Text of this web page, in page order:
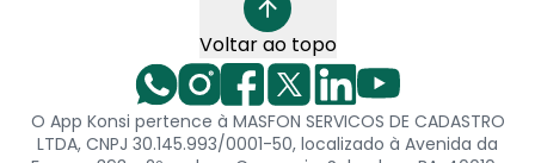
Voltar ao topo
O App Konsi pertence à MASFON SERVICOS DE CADASTRO
LTDA, CNPJ 30.145.993/0001-50, localizado à Avenida da